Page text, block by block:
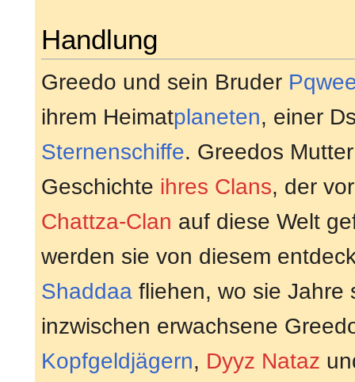
Handlung
Greedo und sein Bruder
ihrem Heimatplaneten, einer
Sternenschiffe. Greedos
Geschichte ihres Clans, der
Chattza-Clan auf diese Welt
werden sie von diesem
Shaddaa fliehen, wo sie Jahre
inzwischen erwachsene
Kopfgeldjägern, Dyyz Nataz